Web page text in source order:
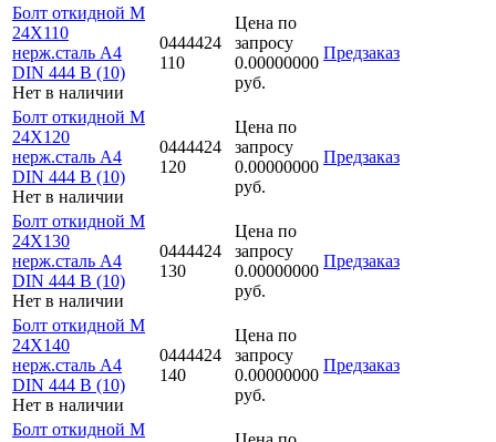
Болт откидной M
24Х110
нерж.сталь A4
DIN 444 B (10)
Нет в наличии
0444424
110
Цена по
запросу
0.00000000
руб.
Предзаказ
Болт откидной M
24Х120
нерж.сталь A4
DIN 444 B (10)
Нет в наличии
0444424
120
Цена по
запросу
0.00000000
руб.
Предзаказ
Болт откидной M
24Х130
нерж.сталь A4
DIN 444 B (10)
Нет в наличии
0444424
130
Цена по
запросу
0.00000000
руб.
Предзаказ
Болт откидной M
24Х140
нерж.сталь A4
DIN 444 B (10)
Нет в наличии
0444424
140
Цена по
запросу
0.00000000
руб.
Предзаказ
Болт откидной M